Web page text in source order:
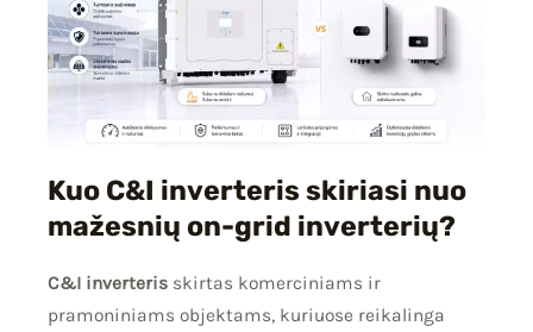
Kuo C&I inverteris skiriasi nuo
mažesnių on-grid inverterių?
C&I inverteris skirtas komerciniams ir
pramoniniams objektams, kuriuose reikalinga